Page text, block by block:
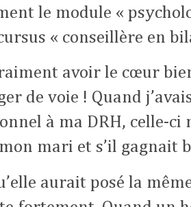
le module «
« conseillère en
avoir le cœur
de voie ! Quand
à ma DRH, celle-ci
mari et s’il gagnait
aurait posé la